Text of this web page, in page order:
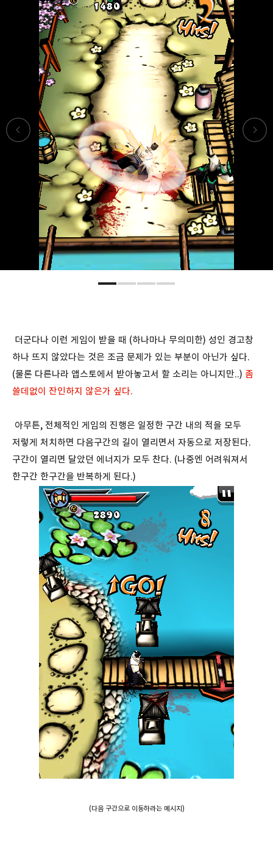
더군다나 이런 게임이 받을 때 (하나마나 무의미한) 성인 경고창
하나 뜨지 않았다는 것은 조금 문제가 있는 부분이 아닌가 싶다.
(물론 다른나라 앱스토에서 받아놓고서 할 소리는 아니지만..) 좀
쓸데없이 잔인하지 않은가 싶다.
아무튼, 전체적인 게임의 진행은 일정한 구간 내의 적을 모두
저렇게 처치하면 다음구간의 길이 열리면서 자동으로 저장된다.
구간이 열리면 달았던 에너지가 모두 찬다. (나중엔 어려워져서
한구간 한구간을 반복하게 된다.)
(다음 구간으로 이동하라는 메시지)